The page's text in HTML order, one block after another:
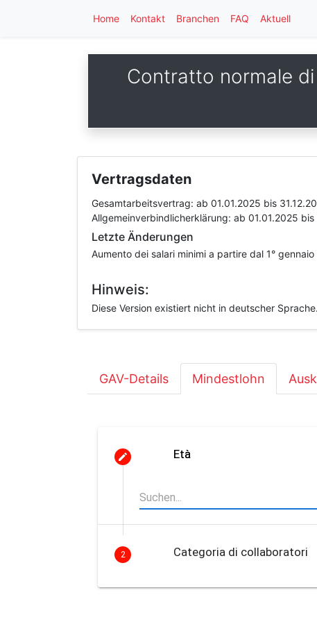
Home Kontakt Branchen FAQ Aktuell
Contratto normale
Vertragsdaten
Gesamtarbeitsvertrag: ab 01.01.2025 bis
Allgemeinverbindlicherklärung: ab 01.01.2025 bis
Letzte Änderungen
Aumento dei salari minimi a partire dal 1°
Hinweis:
Diese Version existiert nicht in deutscher
GAV-Details Mindestlohn
Età
2 Categoria di collaboratori